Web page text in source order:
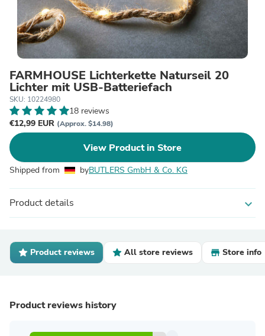
FARMHOUSE Lichterkette Naturseil 20
Lichter mit USB-Batteriefach
SKU: 10224980
18 reviews
€12,99 EUR (Approx. $14.98)
View Product in Store
Shipped from byBUTLERS GmbH & Co. KG
Product details expand_more
Product reviews All store reviews Store info
Product reviews history